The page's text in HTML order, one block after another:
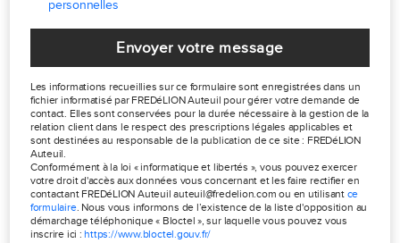
personnelles
Envoyer votre message
Les informations recueillies sur ce formulaire sont enregistrées dans un
fichier informatisé par FREDéLION Auteuil pour gérer votre demande de
contact. Elles sont conservées pour la durée nécessaire à la gestion de la
relation client dans le respect des prescriptions légales applicables et
sont destinées au responsable de la publication de ce site : FREDéLION
Auteuil.
Conformément à la loi « informatique et libertés », vous pouvez exercer
votre droit d'accès aux données vous concernant et les faire rectifier en
contactant FREDéLION Auteuil auteuil@fredelion.com ou en utilisant ce
formulaire. Nous vous informons de l’existence de la liste d'opposition au
démarchage téléphonique « Bloctel », sur laquelle vous pouvez vous
inscrire ici : https://www.bloctel.gouv.fr/